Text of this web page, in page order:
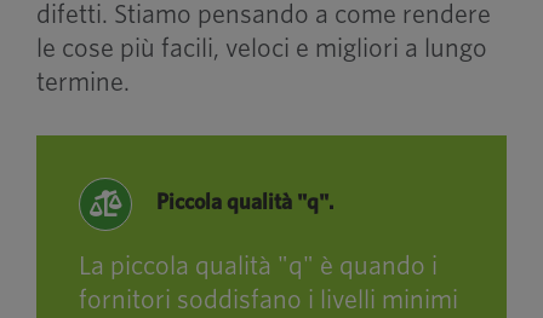
difetti. Stiamo pensando a come rendere
le cose più facili, veloci e migliori a lungo
termine.
Piccola qualità "q".
La piccola qualità "q" è quando i
fornitori soddisfano i livelli minimi